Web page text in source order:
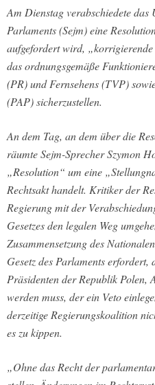
Am Dienstag verabschiedete das
Parlaments (Sejm) eine
aufgefordert wird,
das ordnungsgemäße
(PR) und Fernsehens (TVP)
(PAP) sicherzustellen.
An dem Tag, an dem über die
räumte Sejm-Sprecher Szymon
„Resolution“ um eine
Rechtsakt handelt. Kritiker der
Regierung mit der
Gesetzes den legalen Weg
Zusammensetzung des
Gesetz des Parlaments
Präsidenten der Republik Polen,
werden muss, der ein Veto
derzeitige Regierungskoalition
es zu kippen.
„Ohne das Recht der